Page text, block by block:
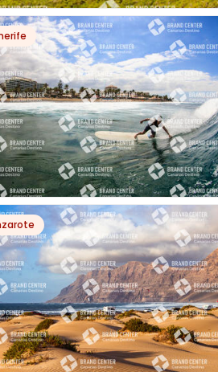
DE LA CANTERÍA
PH7434
EN IZQUIERDA DE LAS PALMERAS